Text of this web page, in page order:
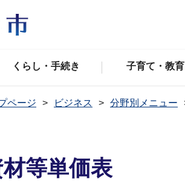
くらし・手続き 子育て・教育
ページ ビジネス 分野別メニュー
等単価表